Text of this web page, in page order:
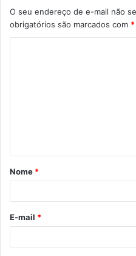
O seu endereço de e-mail não
obrigatórios são marcados com *
á
r
*
Nome *
E-mail *